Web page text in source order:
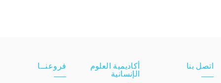
اتصل بنا
أكاديمية العلوم
الإنسانية
فروعنــا